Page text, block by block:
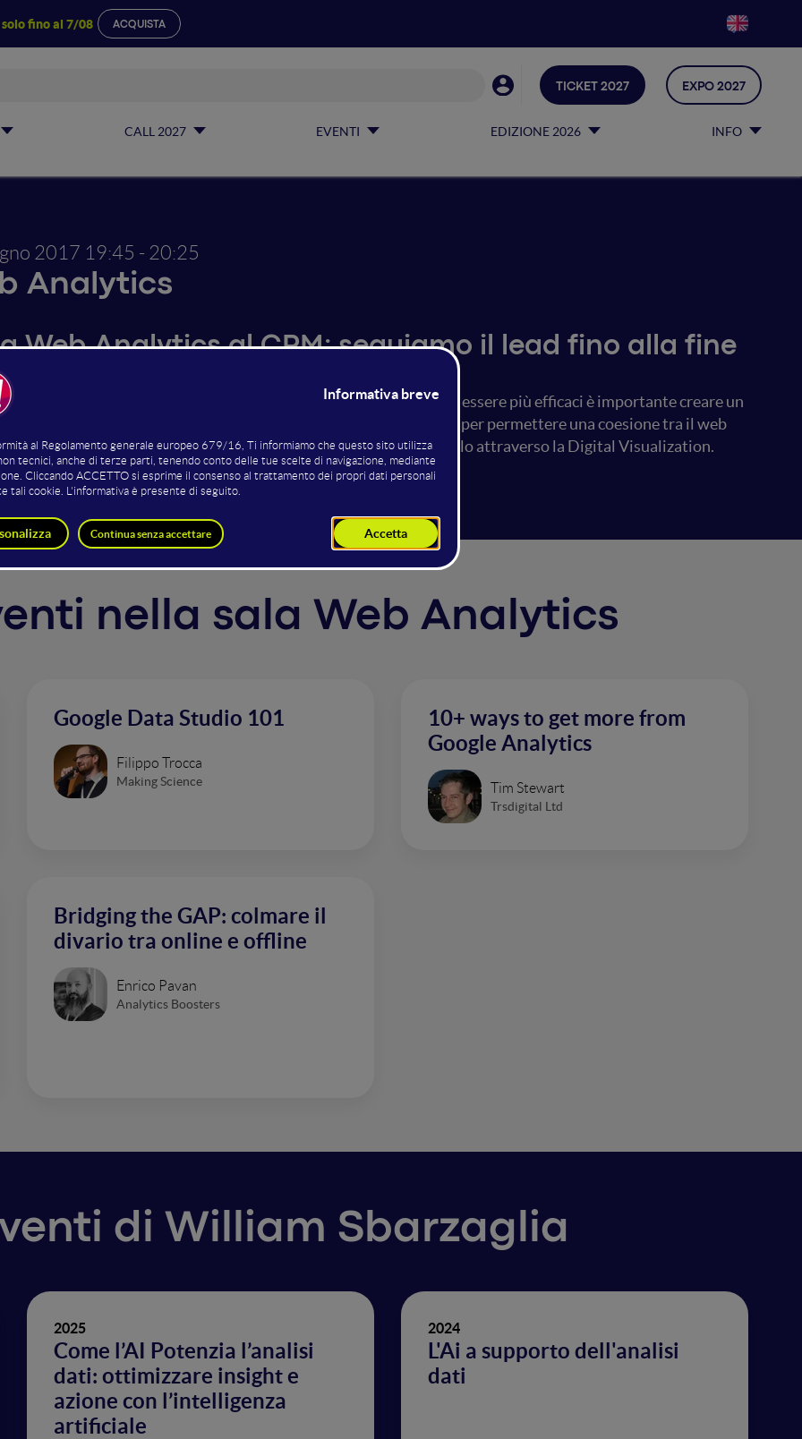
solo fino al 7/08 ACQUISTA
CALL 2027 EVENTI EDIZIONE 2026 INFO
TICKET 2027 EXPO 2027
2017 19:45 - 20:25
Analytics
Web Analytics al CRM: seguiamo il lead fino alla fine
meno netto il confine tra online e offline, tra utente e cliente. Per essere più efficaci è importante creare un
che segua la storia dell’utente fino alla conversione finale, per permettere una coesione tra il web
team e il sales team. Il tutto rigorosamente tenuto sotto controllo attraverso la Digital Visualization.
nella sala Web Analytics
Google Data Studio 101
Filippo Trocca
Making Science
10+ ways to get more from
Google Analytics
Tim Stewart
Trsdigital Ltd
Bridging the GAP: colmare il
divario tra online e offline
Enrico Pavan
Analytics Boosters
di William Sbarzaglia
2025
Come l’AI Potenzia l’analisi
dati: ottimizzare insight e
azione con l’intelligenza
artificiale
2024
L'Ai a supporto dell'analisi
dati